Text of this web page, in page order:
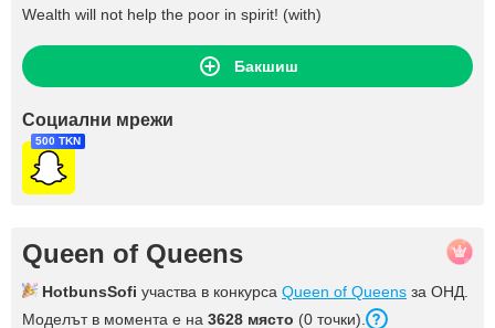
Wealth will not help the poor in spirit! (with)
Бакшиш
Социални мрежи
500 TKN
Queen of Queens
HotbunsSofi участва в конкурса Queen of Queens за ОНД.
Моделът в момента е на 3628 място (0 точки).